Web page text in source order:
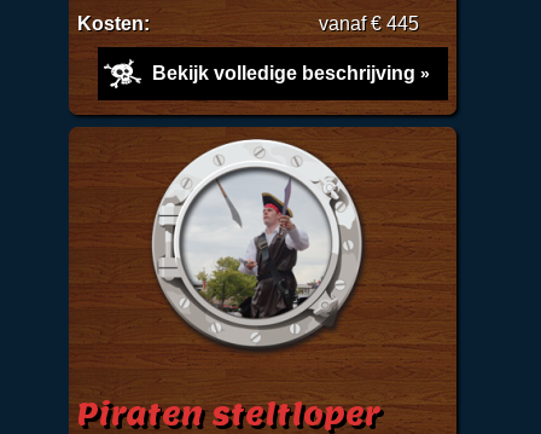
Kosten:
vanaf € 445
Bekijk volledige beschrijving
Piraten steltloper